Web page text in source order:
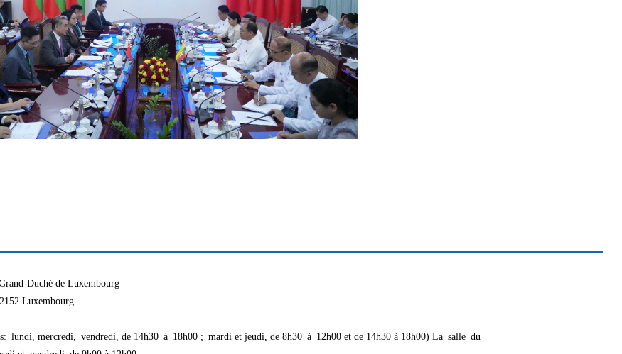
Duché de Luxembourg
Luxembourg
lundi, mercredi, vendredi, de 14h30 à 18h00 ; mardi et jeudi, de 8h30 à 12h00 et de 14h30 à 18h00) La salle du